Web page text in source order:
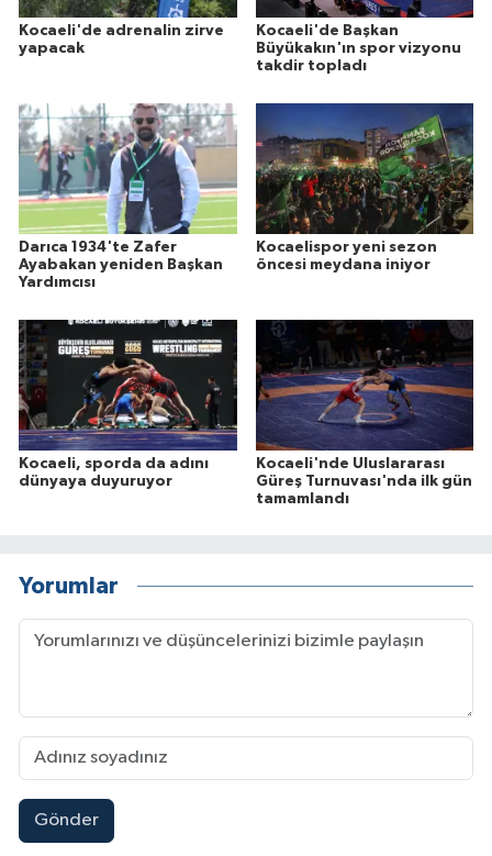
Kocaeli'de adrenalin zirve
yapacak
Kocaeli'de Başkan
Büyükakın'ın spor vizyonu
takdir topladı
Darıca 1934'te Zafer
Ayabakan yeniden Başkan
Yardımcısı
Kocaelispor yeni sezon
öncesi meydana iniyor
Kocaeli, sporda da adını
dünyaya duyuruyor
Kocaeli'nde Uluslararası
Güreş Turnuvası'nda ilk gün
tamamlandı
Yorumlar
Gönder